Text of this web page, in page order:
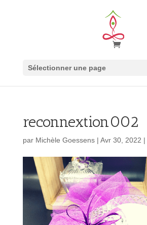
Sélectionner une page
reconnextion002
par Michèle Goessens| Avr 30, 2022 |